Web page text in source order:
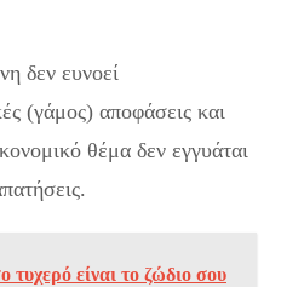
δεν ευνοεί
(γάμος) αποφάσεις και
θέμα δεν εγγυάται
είναι το ζώδιο σου